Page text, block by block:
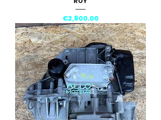
Price
€2,800.00